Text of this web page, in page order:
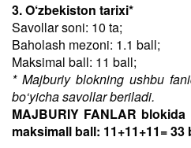
3. O‘zbekiston tarixi*
Savollar soni: 10 ta;
Baholash mezoni: 1.1 ball;
Maksimal ball: 11 ball;
* Majburiy blokning ushbu
bo‘yicha savollar beriladi.
MAJBURIY FANLAR blokida
maksimall ball: 11+11+11= 33